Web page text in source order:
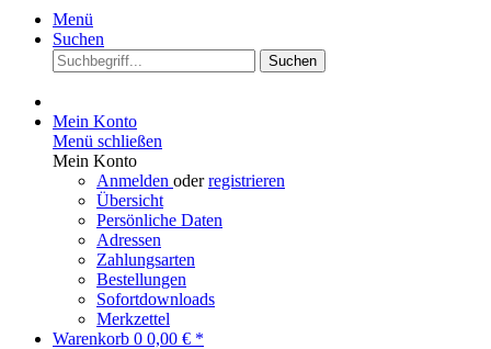
Menü
Suchen
Suchen
Mein Konto
Menü schließen
Mein Konto
Anmelden oderregistrieren
Übersicht
Persönliche Daten
Adressen
Zahlungsarten
Bestellungen
Sofortdownloads
Merkzettel
Warenkorb 0 0,00 € *